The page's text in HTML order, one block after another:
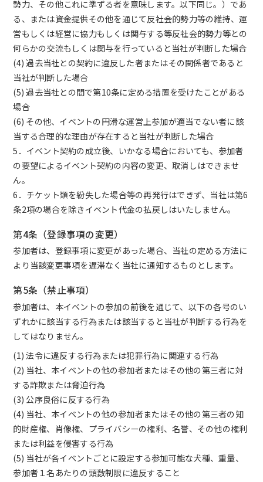
勢力、その他これに準ずる者を意味します。以下同じ。）であ
る、または資金提供その他を通じて反社会的勢力等の維持、運
営もしくは経営に協力もしくは関与する等反社会的勢力等との
何らかの交流もしくは関与を行っていると当社が判断した場合
(4) 過去当社との契約に違反した者またはその関係者であると
当社が判断した場合
(5) 過去当社との間で第10条に定める措置を受けたことがある
場合
(6) その他、イベントの円滑な運営上参加が適当でない者に該
当する合理的な理由が存在すると当社が判断した場合
5．イベント契約の成立後、いかなる場合においても、参加者
の要望によるイベント契約の内容の変更、取消しはできませ
ん。
6．チケット類を紛失した場合等の再発行はできず、当社は第6
条2項の場合を除きイベント代金の払戻しはいたしません。
第4条（登録事項の変更）
参加者は、登録事項に変更があった場合、当社の定める方法に
より当該変更事項を遅滞なく当社に通知するものとします。
第5条（禁止事項）
参加者は、本イベントの参加の前後を通じて、以下の各号のい
ずれかに該当する行為または該当すると当社が判断する行為を
してはなりません。
(1) 法令に違反する行為または犯罪行為に関連する行為
(2) 当社、本イベントの他の参加者またはその他の第三者に対
する詐欺または脅迫行為
(3) 公序良俗に反する行為
(4) 当社、本イベントの他の参加者またはその他の第三者の知
的財産権、肖像権、プライバシーの権利、名誉、その他の権利
または利益を侵害する行為
(5) 当社が各イベントごとに設定する参加可能な犬種、重量、
参加者１名あたりの頭数制限に違反すること